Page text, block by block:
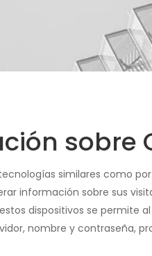
sobre
similares como
información sobre sus
dispositivos se permite
nombre y contraseña,